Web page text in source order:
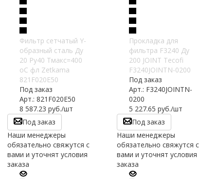
Фильтр сетчатый Y-
образный сталь Ду
20 Ру40 Тмакс=400
oC фл Zetkama
821F020E50
Под заказ
Арт.: 821F020E50
8 587.23 руб./шт
Под заказ
Наши менеджеры
обязательно свяжутся с
вами и уточнят условия
заказа
Прокладка для
фильтра F3240 Ду
200 JOINT Tecofi
F3240JOINTN-0200
Под заказ
Арт.: F3240JOINTN-
0200
5 227.65 руб./шт
Под заказ
Наши менеджеры
обязательно свяжутся с
вами и уточнят условия
заказа